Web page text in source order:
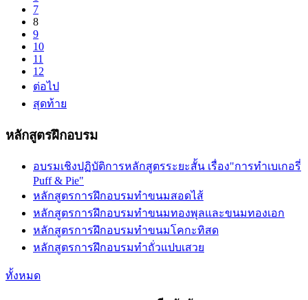
7
8
9
10
11
12
ต่อไป
สุดท้าย
หลักสูตรฝึกอบรม
อบรมเชิงปฏิบัติการหลักสูตรระยะสั้น เรื่อง"การทำเบเกอรี่
Puff & Pie"
หลักสูตรการฝึกอบรมทำขนมสอดไส้
หลักสูตรการฝึกอบรมทำขนมทองพุลและขนมทองเอก
หลักสูตรการฝึกอบรมทำขนมโคกะทิสด
หลักสูตรการฝึกอบรมทำถั่วแปบเสวย
ทั้งหมด